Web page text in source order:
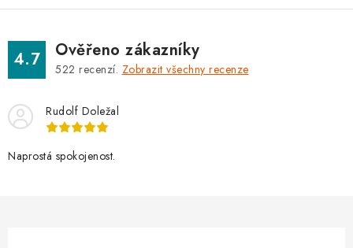
4.7 Ověřeno zákazníky
522 recenzí. Zobrazit všechny recenze
Rudolf Doležal
Naprostá spokojenost.